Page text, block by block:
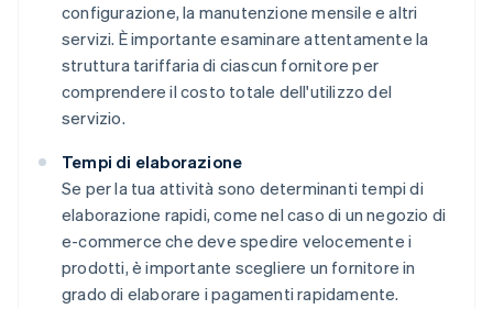
configurazione, la manutenzione mensile e altri
servizi. È importante esaminare attentamente la
struttura tariffaria di ciascun fornitore per
comprendere il costo totale dell'utilizzo del
servizio.
Tempi di elaborazione
Se per la tua attività sono determinanti tempi di
elaborazione rapidi, come nel caso di un negozio di
e-commerce che deve spedire velocemente i
prodotti, è importante scegliere un fornitore in
grado di elaborare i pagamenti rapidamente.